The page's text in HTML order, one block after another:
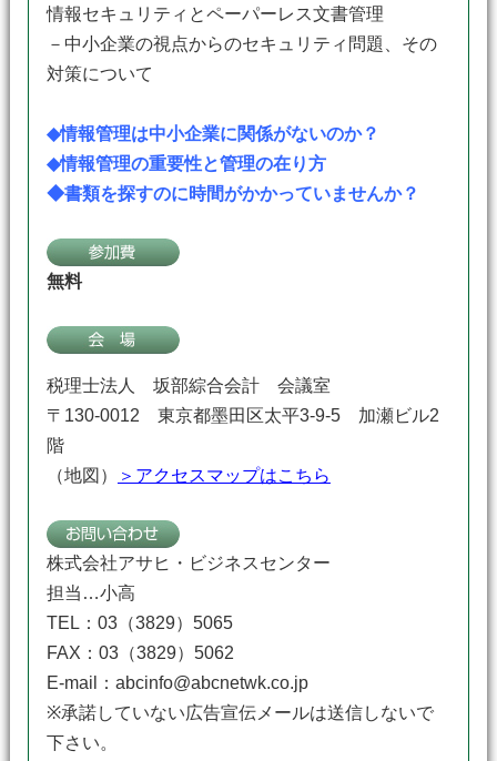
情報セキュリティとペーパーレス文書管理
－中小企業の視点からのセキュリティ問題、その
対策について
◆情報管理は中小企業に関係がないのか？
◆情報管理の重要性と管理の在り方
◆書類を探すのに時間がかかっていませんか？
無料
税理士法人 坂部綜合会計 会議室
〒130-0012 東京都墨田区太平3-9-5 加瀬ビル2
階
（地図）
＞アクセスマップはこちら
株式会社アサヒ・ビジネスセンター
担当…小高
TEL：03（3829）5065
FAX：03（3829）5062
E-mail：abcinfo@abcnetwk.co.jp
※承諾していない広告宣伝メールは送信しないで
下さい。